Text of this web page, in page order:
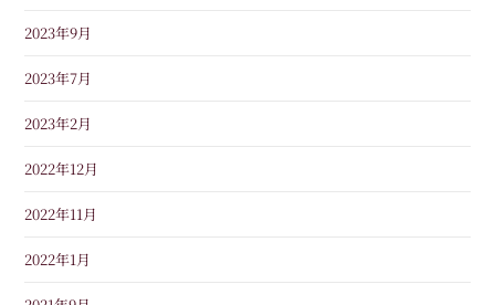
2023年9月
2023年7月
2023年2月
2022年12月
2022年11月
2022年1月